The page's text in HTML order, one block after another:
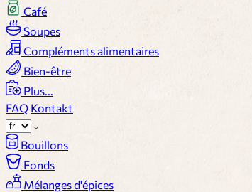
Café
Soupes
Compléments alimentaires
Bien-être
Plus...
FAQ Kontakt
Bouillons
Fonds
Mélanges d'épices